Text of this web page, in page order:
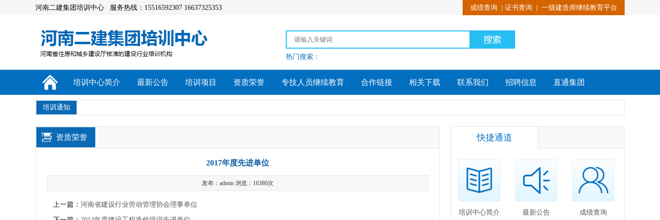
河南二建集团培训中心 服务热线：15516592307 16637325353 成绩查询 证书查询 一级建造师继续教育平台
热门搜索：
培训中心简介 最新公告 培训项目 资质荣誉 专技人员继续教育 合作链接 相关下载 联系我们 招聘信息 直通集团
培训通知
快捷通道
培训中心简介 最新公告 成绩查询
资质荣誉
2017年度先进单位
发布：admin 浏览：16380次
上一篇： 河南省建设行业劳动管理协会理事单位